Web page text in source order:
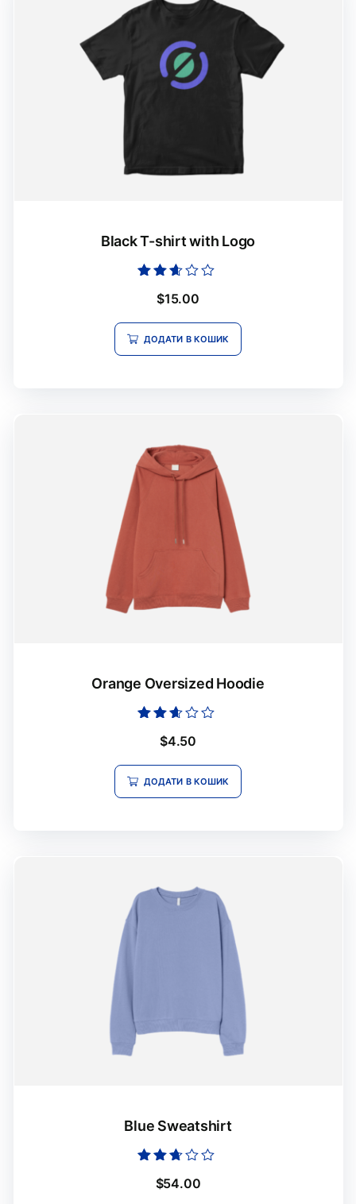
Black T-shirt with Logo
в
з 5
$15.00
ДОДАТИ В КОШИК
Orange Oversized Hoodie
в
з 5
$4.50
ДОДАТИ В КОШИК
Blue Sweatshirt
в
$54.00